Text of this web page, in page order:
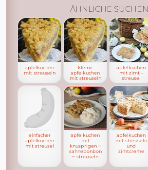
ÄHNLICHE SUCHEN
apfelkuchen
mit streuseln
kleine
apfelkuchen
mit streuseln
apfelkuchen
mit zimt -
streusel
einfacher
apfelkuchen
mit streusel
apfelkuchen
mit
knusprigen ~
sahnebonbon
~ streuseln
apfelkuchen
mit streuseln
und
zimtcreme